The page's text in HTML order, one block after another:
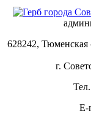
628242,
г.
E-